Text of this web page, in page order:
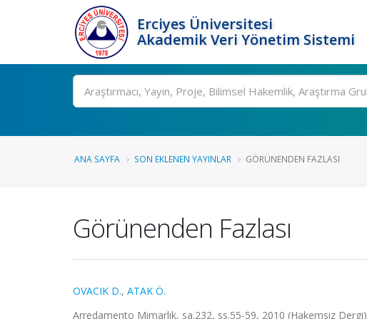
Erciyes Üniversitesi
Akademik Veri Yönetim Sistemi
Ara
ANA SAYFA SON EKLENEN YAYINLAR GÖRÜNENDEN FAZLASI
Görünenden Fazlası
OVACIK D., ATAK Ö.
Arredamento Mimarlık, sa.232, ss.55-59, 2010 (Hakemsiz Dergi)